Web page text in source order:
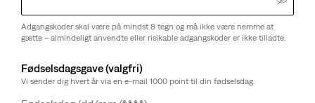
Størrelsesguide
Adgangskoder skal være på mindst 8 tegn og må ikke være nemme at
gætte – almindeligt anvendte eller risikable adgangskoder er ikke tilladte.
Fødselsdagsgave (valgfri)
Vi sender dig hvert år via en e-mail 1000 point til din fødselsdag.